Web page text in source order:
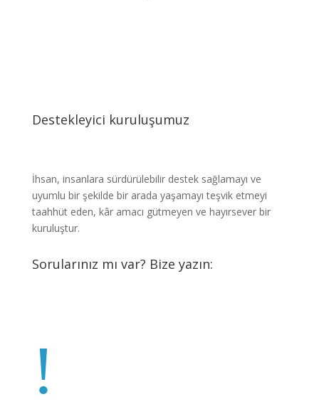
Destekleyici kuruluşumuz
İhsan, insanlara sürdürülebilir destek sağlamayı ve
uyumlu bir şekilde bir arada yaşamayı teşvik etmeyi
taahhüt eden, kâr amacı gütmeyen ve hayırsever bir
kuruluştur.
Sorularınız mı var? Bize yazın:
!